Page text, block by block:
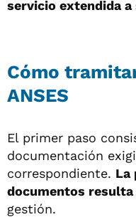
servicio extendida a
Cómo
ANSES
El primer paso
documentación
correspondiente. La
documentos
gestión.